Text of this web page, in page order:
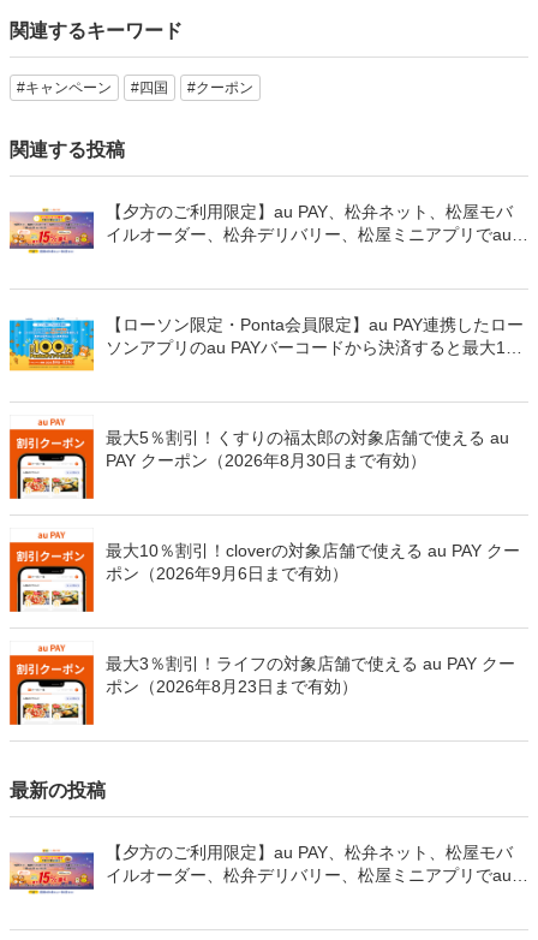
関連するキーワード
#キャンペーン #四国 #クーポン
関連する投稿
【夕方のご利用限定】au PAY、松弁ネット、松屋モバ
イルオーダー、松弁デリバリー、松屋ミニアプリでau
【ローソン限定・Ponta会員限定】au PAY連携したロー
ソンアプリのau PAYバーコードから決済すると最大100
最大5％割引！くすりの福太郎の対象店舗で使える au
PAY クーポン（2026年8月30日まで有効）
最大10％割引！cloverの対象店舗で使える au PAY クー
ポン（2026年9月6日まで有効）
最大3％割引！ライフの対象店舗で使える au PAY クー
ポン（2026年8月23日まで有効）
最新の投稿
【夕方のご利用限定】au PAY、松弁ネット、松屋モバ
イルオーダー、松弁デリバリー、松屋ミニアプリでau